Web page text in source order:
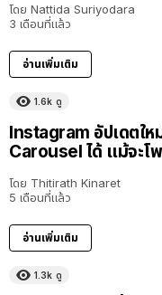
โดย Nattida Suriyodara
3 เดือนที่แล้ว
อ่านเพิ่มเติม
1.6k ดู
Instagram อัปเดตให
Carousel ได้ แม้จะโ
โดย Thitirath Kinaret
5 เดือนที่แล้ว
อ่านเพิ่มเติม
1.3k ดู